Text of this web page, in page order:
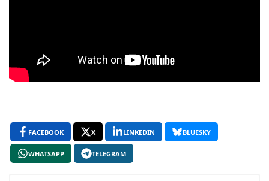
FACEBOOK X LINKEDIN BLUESKY
WHATSAPP TELEGRAM